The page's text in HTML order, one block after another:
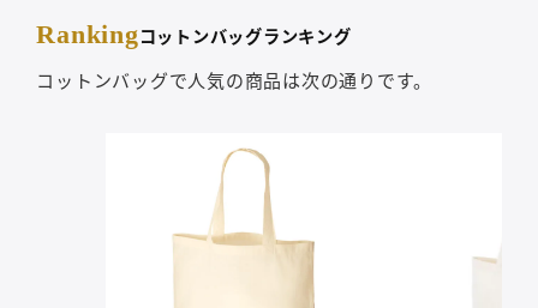
ご利用ガイド
Rankingコットンバッグランキング
コットンバッグで人気の商品は次の通りです。